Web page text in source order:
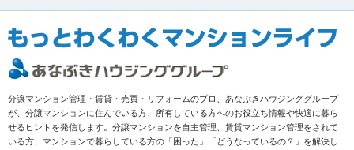
分譲マンション管理・賃貸・売買・リフォームのプロ、あなぶきハウジンググループ
が、分譲マンションに住んでいる方、所有している方へのお役立ち情報や快適に暮ら
せるヒントを発信します。分譲マンションを自主管理、賃貸マンション管理をされて
いる方、マンションで暮らしている方の「困った」「どうなっているの？」を解決し